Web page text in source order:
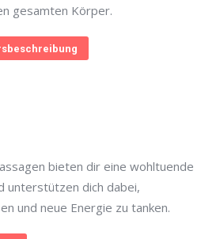
gesamten Körper.
bieten dir eine wohltuende
unterstützen dich dabei,
und neue Energie zu tanken.